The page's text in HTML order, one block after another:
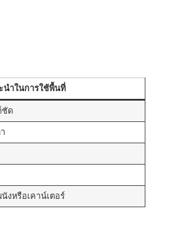
นำในการใช้พื้นที่
ชัด
งหรือเคาน์เตอร์